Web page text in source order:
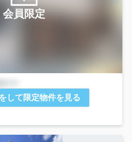
会員限定
して限定物件を見る